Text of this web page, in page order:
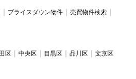
プライスダウン物件
売買物件検索
区 中央区 目黒区 品川区 文京区